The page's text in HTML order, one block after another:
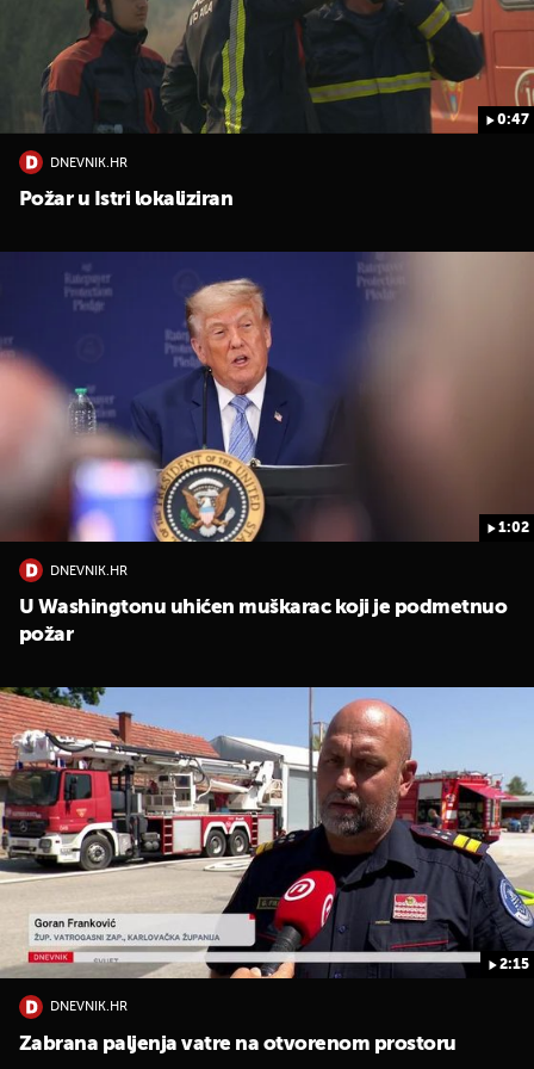
0:47
DNEVNIK.HR
Požar u Istri lokaliziran
1:02
DNEVNIK.HR
U Washingtonu uhićen muškarac koji je podmetnuo
požar
2:15
DNEVNIK.HR
Zabrana paljenja vatre na otvorenom prostoru
UKLJUČITE NOTIFIKACIJE